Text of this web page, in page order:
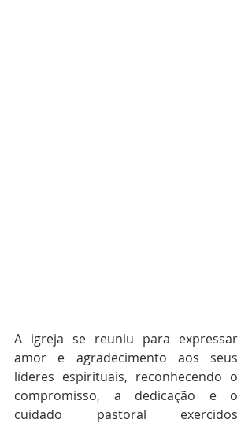
A igreja se reuniu para expressar
amor e agradecimento aos seus
líderes espirituais, reconhecendo o
compromisso, a dedicação e o
cuidado pastoral exercidos